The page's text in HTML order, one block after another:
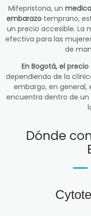
Mifepristona, un
embarazotemprano,
un precio accesible. La
efectiva para las
de
En Bogotá, el
dependiendo de la
embargo, en
encuentra dentro de un
Dónde